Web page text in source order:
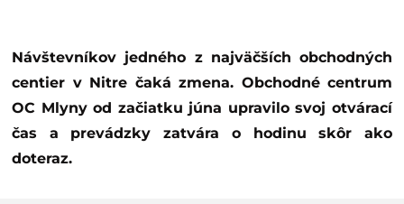
Návštevníkov jedného z najväčších obchodných
centier v Nitre čaká zmena. Obchodné centrum
OC Mlyny od začiatku júna upravilo svoj otvárací
čas a prevádzky zatvára o hodinu skôr ako
doteraz.